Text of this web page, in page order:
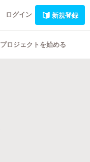
ログイン 新規登録
プロジェクトを始める